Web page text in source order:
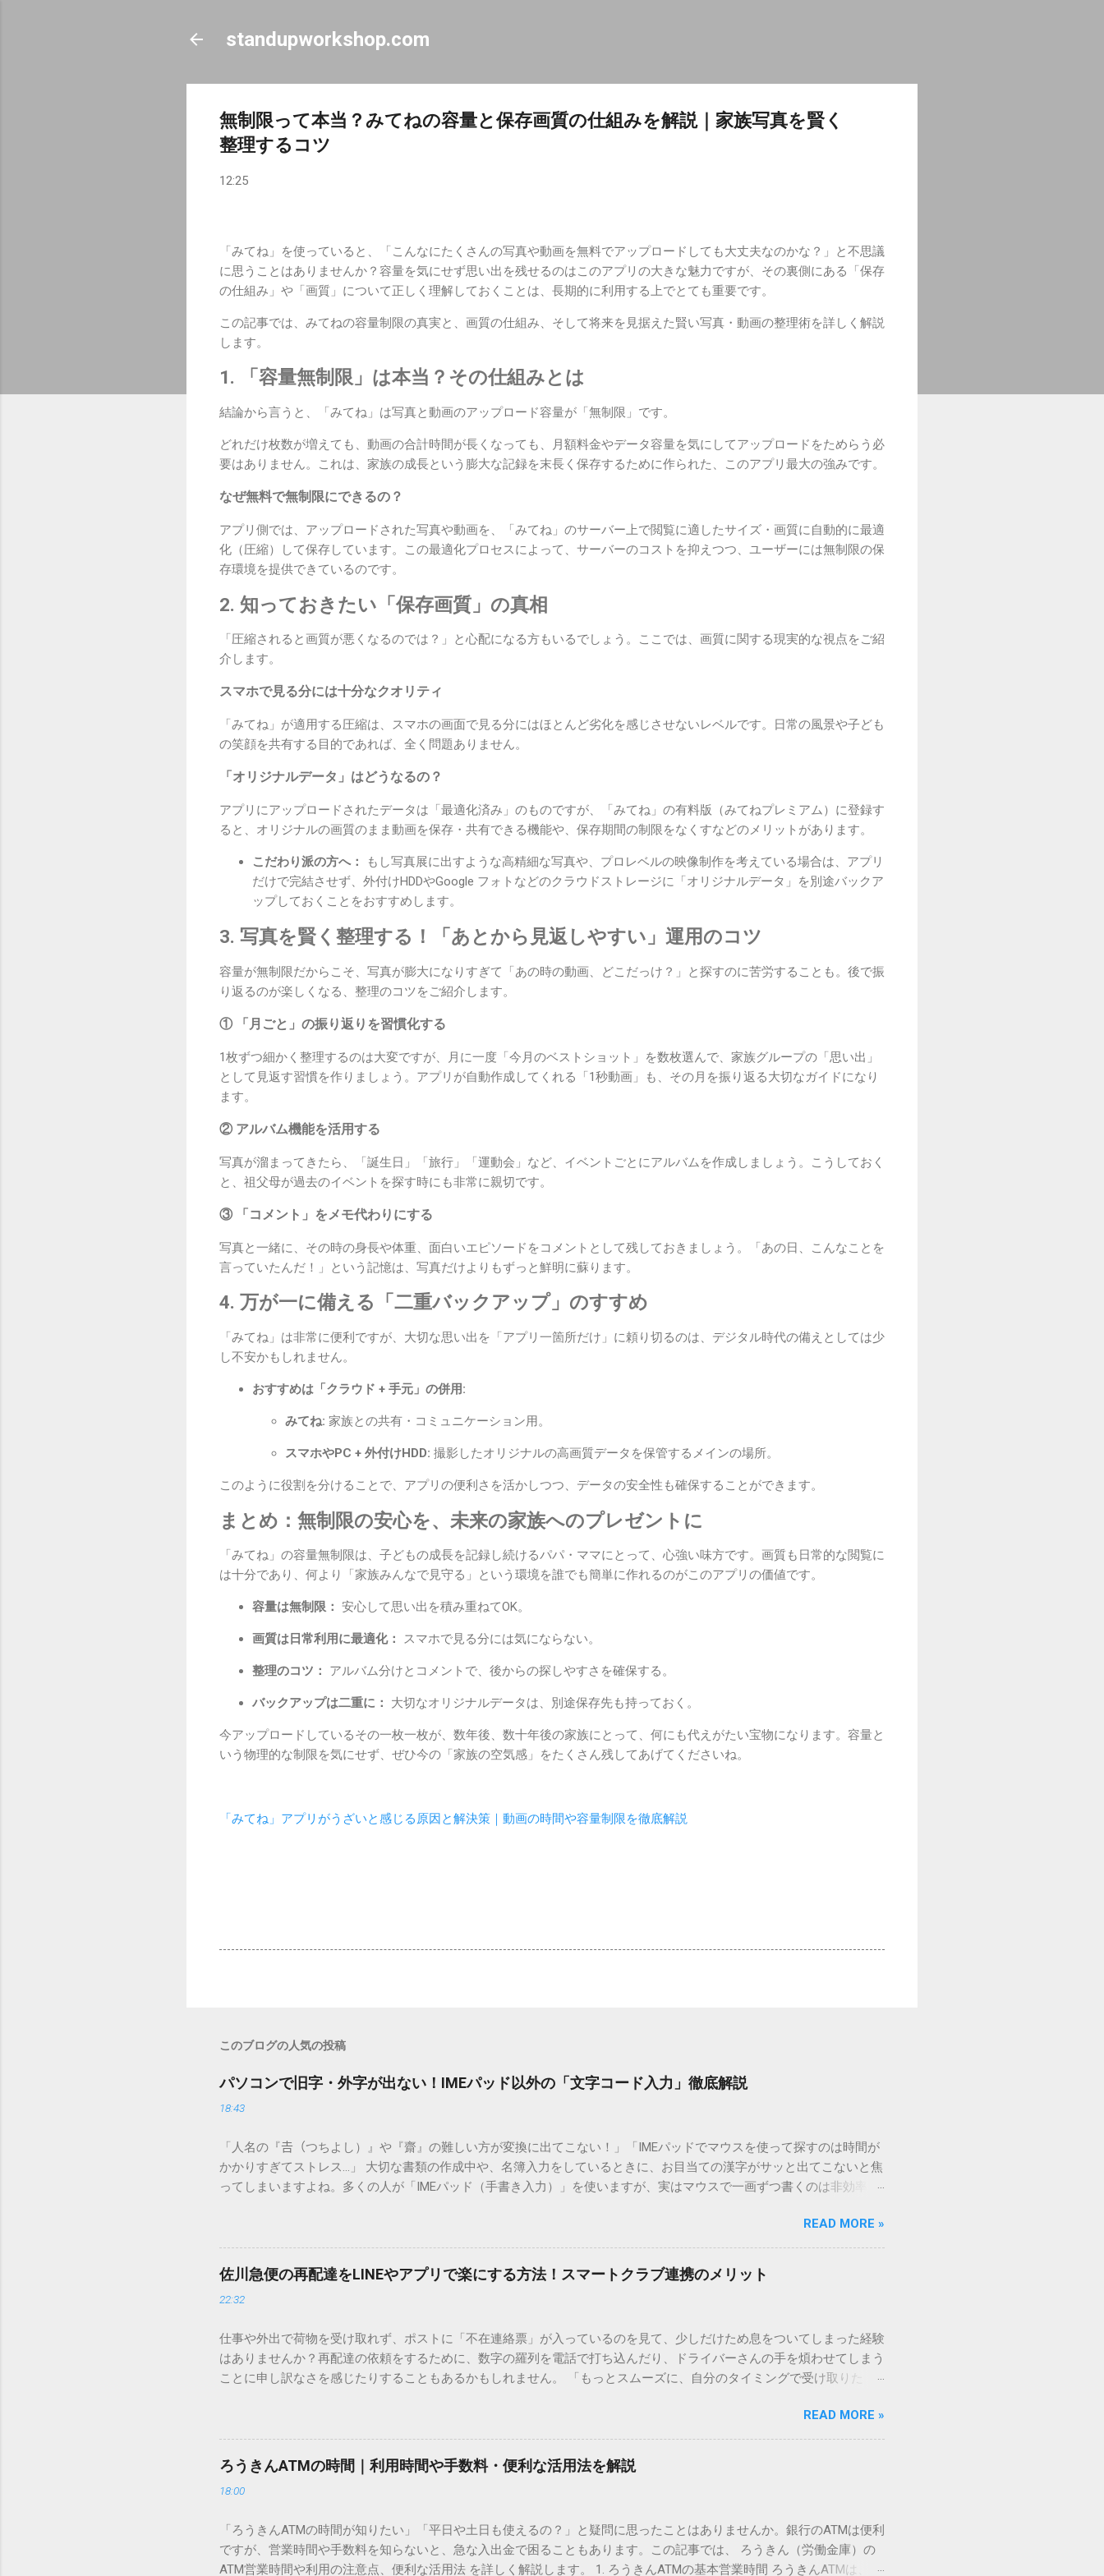
standupworkshop.com
無制限って本当？みてねの容量と保存画質の仕組みを解説｜家族写真を賢く
整理するコツ
12:25
「みてね」を使っていると、「こんなにたくさんの写真や動画を無料でアップロードしても大丈夫なのかな？」と不思議
に思うことはありませんか？容量を気にせず思い出を残せるのはこのアプリの大きな魅力ですが、その裏側にある「保存
の仕組み」や「画質」について正しく理解しておくことは、長期的に利用する上でとても重要です。
この記事では、みてねの容量制限の真実と、画質の仕組み、そして将来を見据えた賢い写真・動画の整理術を詳しく解説
します。
1. 「容量無制限」は本当？その仕組みとは
結論から言うと、「みてね」は写真と動画のアップロード容量が「無制限」です。
どれだけ枚数が増えても、動画の合計時間が長くなっても、月額料金やデータ容量を気にしてアップロードをためらう必
要はありません。これは、家族の成長という膨大な記録を末長く保存するために作られた、このアプリ最大の強みです。
なぜ無料で無制限にできるの？
アプリ側では、アップロードされた写真や動画を、「みてね」のサーバー上で閲覧に適したサイズ・画質に自動的に最適
化（圧縮）して保存しています。この最適化プロセスによって、サーバーのコストを抑えつつ、ユーザーには無制限の保
存環境を提供できているのです。
2. 知っておきたい「保存画質」の真相
「圧縮されると画質が悪くなるのでは？」と心配になる方もいるでしょう。ここでは、画質に関する現実的な視点をご紹
介します。
スマホで見る分には十分なクオリティ
「みてね」が適用する圧縮は、スマホの画面で見る分にはほとんど劣化を感じさせないレベルです。日常の風景や子ども
の笑顔を共有する目的であれば、全く問題ありません。
「オリジナルデータ」はどうなるの？
アプリにアップロードされたデータは「最適化済み」のものですが、「みてね」の有料版（みてねプレミアム）に登録す
ると、オリジナルの画質のまま動画を保存・共有できる機能や、保存期間の制限をなくすなどのメリットがあります。
こだわり派の方へ：
もし写真展に出すような高精細な写真や、プロレベルの映像制作を考えている場合は、アプリ
だけで完結させず、外付けHDDやGoogle フォトなどのクラウドストレージに「オリジナルデータ」を別途バックア
ップしておくことをおすすめします。
3. 写真を賢く整理する！「あとから見返しやすい」運用のコツ
容量が無制限だからこそ、写真が膨大になりすぎて「あの時の動画、どこだっけ？」と探すのに苦労することも。後で振
り返るのが楽しくなる、整理のコツをご紹介します。
① 「月ごと」の振り返りを習慣化する
1枚ずつ細かく整理するのは大変ですが、月に一度「今月のベストショット」を数枚選んで、家族グループの「思い出」
として見返す習慣を作りましょう。アプリが自動作成してくれる「1秒動画」も、その月を振り返る大切なガイドになり
ます。
② アルバム機能を活用する
写真が溜まってきたら、「誕生日」「旅行」「運動会」など、イベントごとにアルバムを作成しましょう。こうしておく
と、祖父母が過去のイベントを探す時にも非常に親切です。
③ 「コメント」をメモ代わりにする
写真と一緒に、その時の身長や体重、面白いエピソードをコメントとして残しておきましょう。「あの日、こんなことを
言っていたんだ！」という記憶は、写真だけよりもずっと鮮明に蘇ります。
4. 万が一に備える「二重バックアップ」のすすめ
「みてね」は非常に便利ですが、大切な思い出を「アプリ一箇所だけ」に頼り切るのは、デジタル時代の備えとしては少
し不安かもしれません。
おすすめは「クラウド + 手元」の併用:
みてね: 家族との共有・コミュニケーション用。
スマホやPC + 外付けHDD: 撮影したオリジナルの高画質データを保管するメインの場所。
このように役割を分けることで、アプリの便利さを活かしつつ、データの安全性も確保することができます。
まとめ：無制限の安心を、未来の家族へのプレゼントに
「みてね」の容量無制限は、子どもの成長を記録し続けるパパ・ママにとって、心強い味方です。画質も日常的な閲覧に
は十分であり、何より「家族みんなで見守る」という環境を誰でも簡単に作れるのがこのアプリの価値です。
容量は無制限： 安心して思い出を積み重ねてOK。
画質は日常利用に最適化： スマホで見る分には気にならない。
整理のコツ： アルバム分けとコメントで、後からの探しやすさを確保する。
バックアップは二重に： 大切なオリジナルデータは、別途保存先も持っておく。
今アップロードしているその一枚一枚が、数年後、数十年後の家族にとって、何にも代えがたい宝物になります。容量と
いう物理的な制限を気にせず、ぜひ今の「家族の空気感」をたくさん残してあげてくださいね。
「みてね」アプリがうざいと感じる原因と解決策｜動画の時間や容量制限を徹底解説
このブログの人気の投稿
パソコンで旧字・外字が出ない！IMEパッド以外の「文字コード入力」徹底解説
18:43
「人名の『𠮷（つちよし）』や『齋』の難しい方が変換に出てこない！」「IMEパッドでマウスを使って探すのは時間が
かかりすぎてストレス…」 大切な書類の作成中や、名簿入力をしているときに、お目当ての漢字がサッと出てこないと焦
ってしまいますよね。多くの人が「IMEパッド（手書き入力）」を使いますが、実はマウスで一画ずつ書くのは非効率で
ードを打ち込むだけで一瞬で旧字や外字、特殊記号を呼び出す「文字コード入力」のテクニックを詳しく解説します。
この方法をマスターすれば、もう難しい漢字の入力で手を止める必要はありません。 1. なぜ「変換」しても旧字・外字
が出てこないのか？ そもそも、なぜ普通の変換で出てこない漢字があるのでしょうか。その理由は、パソコンが文字を
認識する仕組みにあります。 日本のパソコンで一般的に使われる漢字は、JIS規格（日本産業規格）によって「第1水
準」「第2水準」といった形で整理されています。しかし、人名や地名に使われる非常に古い漢字（旧字）や、特定の組
「Unicode（ユニコード）」や「JISコード」といった 文字コード です。パソコン上のすべての文字には、いわば「住
所」のような番号が割り振られています。変換候補に出ない文字でも、この住所（コード）を直接指定すれば、確実に呼
び出すことができるのです。 2. Windows標準機能！文字コードで漢字を出す「16進数入力」 最も汎用性が高く、特別な
できます。 具体的な手順（Unicode入力） 入力したい文字の「Unicode（例：20BB7）」を把握する。 入力モードを「半
角」にする（※重要）。 **「20BB7」**と入力する。 直後にキーボードの**[Alt]キーを押しながら[X]キー**を押す。 入
力した数字が、一瞬で対応する漢字（例：𠮷）に変換されます。 注記： この方法は、特にMicrosoft Wordで非常に強力
READ MORE »
佐川急便の再配達をLINEやアプリで楽にする方法！スマートクラブ連携のメリット
22:32
仕事や外出で荷物を受け取れず、ポストに「不在連絡票」が入っているのを見て、少しだけため息をついてしまった経験
はありませんか？再配達の依頼をするために、数字の羅列を電話で打ち込んだり、ドライバーさんの手を煩わせてしまう
ことに申し訳なさを感じたりすることもあるかもしれません。 「もっとスムーズに、自分のタイミングで受け取りた
ビス「スマートクラブ」と、LINEや公式アプリの連携です。これらを活用するだけで、再配達のストレスは驚くほど軽く
なります。この記事では、忙しい毎日をサポートする便利な受け取り術と、連携による具体的なメリットを徹底解説しま
す。 佐川急便の再配達が劇的に変わる「スマートクラブ」とは？ まず押さえておきたいのが、佐川急便の個人向け無料
会員サービス「スマートクラブ」です。これは、荷物の配送状況をリアルタイムで管理するための基盤となるサービスで
す。 以前はウェブサイトを開いてログインする手間がありましたが、現在はLINEやアプリと紐付けることで、その利便
じめ配達時間を変更するといった先回りの対応が可能になります。 LINE連携で「不在連絡票」とおさらばできる理由 日
本国内で最も利用されているコミュニケーションアプリ「LINE」を佐川急便と連携させると、荷物の受け取り体験が一変
READ MORE »
ろうきんATMの時間｜利用時間や手数料・便利な活用法を解説
18:00
「ろうきんATMの時間が知りたい」「平日や土日も使えるの？」と疑問に思ったことはありませんか。銀行のATMは便利
ですが、営業時間や手数料を知らないと、急な入出金で困ることもあります。この記事では、 ろうきん（労働金庫）の
ATM営業時間や利用の注意点、便利な活用法 を詳しく解説します。 1. ろうきんATMの基本営業時間 ろうきんATMは、利